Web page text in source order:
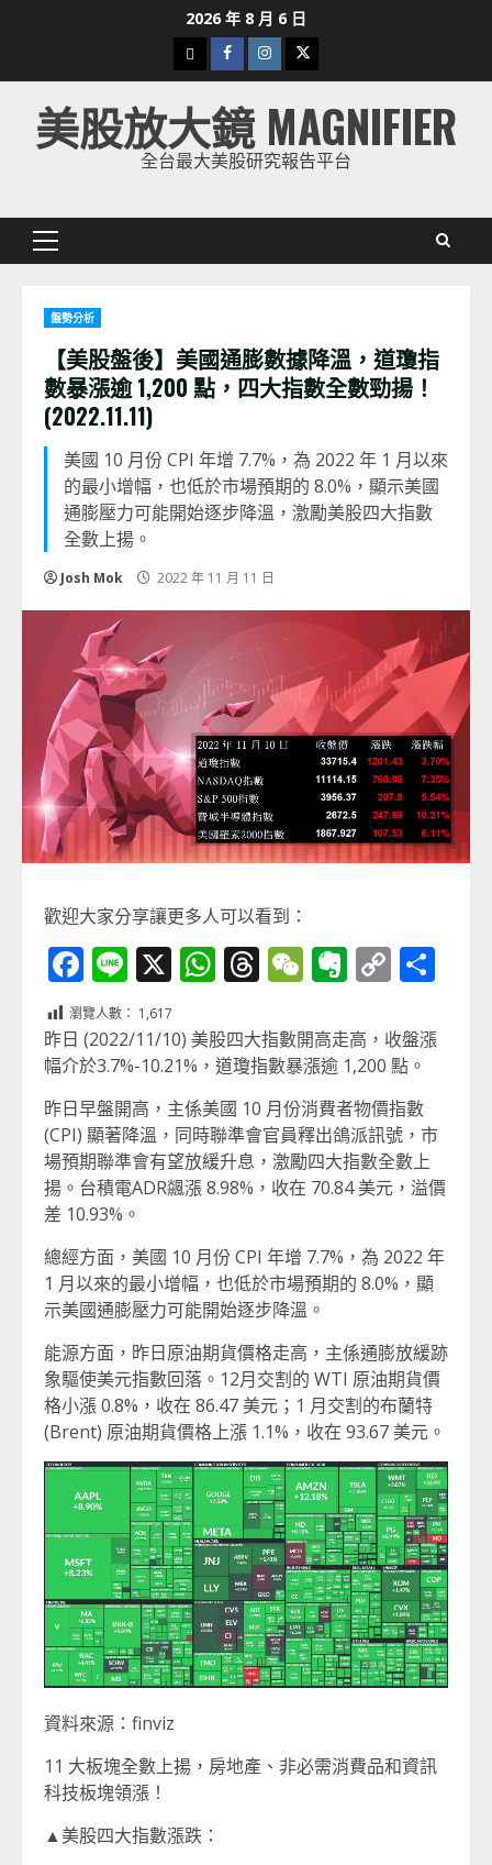
2026 年 8 月 6 日
下
載
美
股
Facebook
Instagram
Twitter
美股放大鏡 MAGNIFIER
全台最大美股研究報告平台
Primary
盤勢分析
【美股盤後】美國通膨數據降溫，道瓊指
數暴漲逾 1,200 點，四大指數全數勁揚！
(2022.11.11)
美國 10 月份 CPI 年增 7.7%，為 2022 年 1 月以來
的最小增幅，也低於市場預期的 8.0%，顯示美國
通膨壓力可能開始逐步降溫，激勵美股四大指數
全數上揚。
Josh Mok 2022 年 11 月 11 日
歡迎大家分享讓更多人可以看到：
Facebook
Line
X WhatsApp
Threads
WeChat
Evernote
Copy
瀏覽人數： 1,617
昨日 (2022/11/10) 美股四大指數開高走高，收盤漲
幅介於3.7%-10.21%，道瓊指數暴漲逾 1,200 點。
昨日早盤開高，主係美國 10 月份消費者物價指數
(CPI) 顯著降溫，同時聯準會官員釋出鴿派訊號，市
場預期聯準會有望放緩升息，激勵四大指數全數上
揚。台積電ADR飊漲 8.98%，收在 70.84 美元，溢價
差 10.93%。
總經方面，美國 10 月份 CPI 年增 7.7%，為 2022 年
1 月以來的最小增幅，也低於市場預期的 8.0%，顯
示美國通膨壓力可能開始逐步降溫。
能源方面，昨日原油期貨價格走高，主係通膨放緩跡
象驅使美元指數回落。12月交割的 WTI 原油期貨價
格小漲 0.8%，收在 86.47 美元；1 月交割的布蘭特
(Brent) 原油期貨價格上漲 1.1%，收在 93.67 美元。
資料來源：finviz
11 大板塊全數上揚，房地產、非必需消費品和資訊
科技板塊領漲！
▲美股四大指數漲跌：